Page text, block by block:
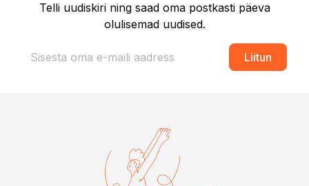
Telli uudiskiri ning saad oma postkasti päeva
olulisemad uudised.
Liitun